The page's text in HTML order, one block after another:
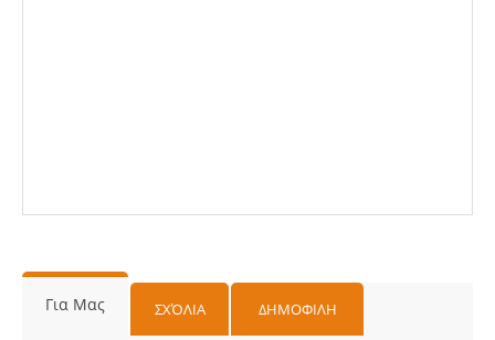
Για Μας ΣΧΌΛΙΑ ΔΗΜΟΦΙΛΗ